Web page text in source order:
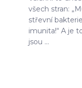
všech stran:
střevní
imunita!“ A je
jsou ...